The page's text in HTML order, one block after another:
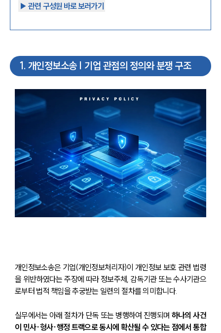
▶︎ 관련 구성원 바로 보러가기
1 . 개인정보소송 | 기업 관점의 정의와 분쟁 구조
개인정보소송은 기업(개인정보처리자)이 개인정보 보호 관련 법령
을 위반하였다는 주장에 따라 정보주체, 감독기관 또는 수사기관으
로부터 법적 책임을 추궁받는 일련의 절차를 의미합니다.
실무에서는 아래 절차가 단독 또는 병행하여 진행되며 하나의 사건
이 민사·형사·행정 트랙으로 동시에 확산될 수 있다는 점에서 통합